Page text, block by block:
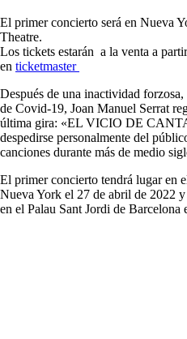
El primer concierto será en Nueva
Theatre.
Los tickets estarán a la venta a
en ticketmaster
Después de una inactividad
de Covid-19, Joan Manuel Serrat
última gira: «EL VICIO DE
despedirse personalmente del
canciones durante más de medio
El primer concierto tendrá lugar en
Nueva York el 27 de abril de 2022
en el Palau Sant Jordi de Barcelona